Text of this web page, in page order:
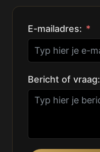
E-mailadres:
Bericht of vraag: